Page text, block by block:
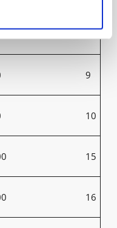
16
9
10
15
16